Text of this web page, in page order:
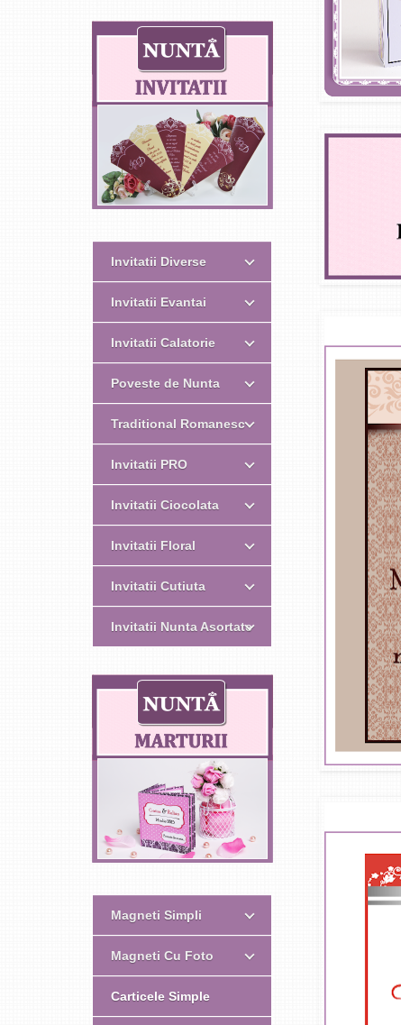
Invitatii Diverse
Invitatii Evantai
Invitatii Calatorie
Poveste de Nunta
Traditional Romanesc
Invitatii PRO
Invitatii Ciocolata
Invitatii Floral
Invitatii Cutiuta
Invitatii Nunta Asortate
Magneti Simpli
Magneti Cu Foto
Carticele Simple